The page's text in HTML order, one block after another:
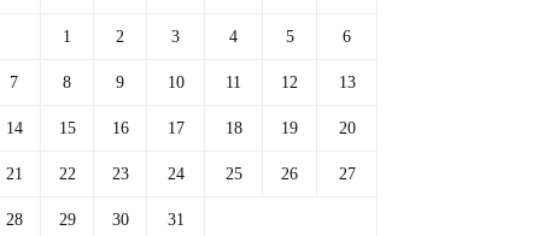
1 2 3 4 5 6
7 8 9 10 11 12 13
14 15 16 17 18 19 20
21 22 23 24 25 26 27
28 29 30 31